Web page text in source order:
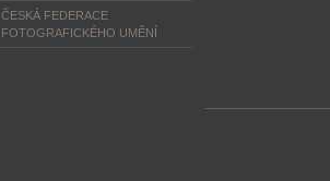
ČESKÁ FEDERACE
FOTOGRAFICKÉHO UMĚNÍ